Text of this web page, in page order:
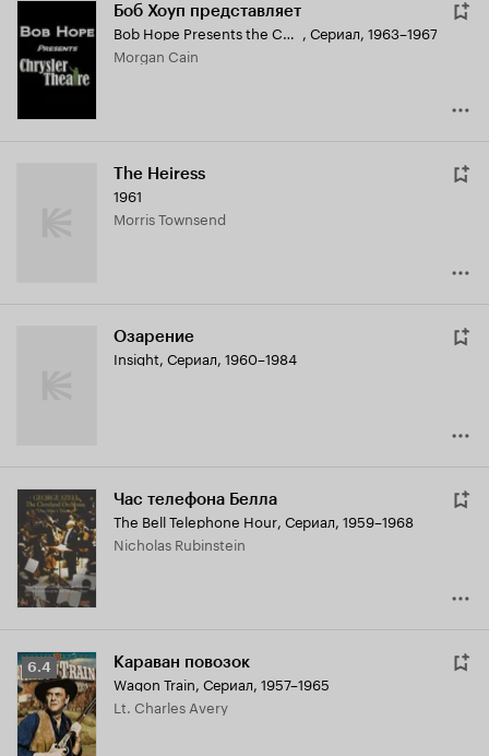
Боб Хоуп представляет
Bob Hope Presents the Chrysler Theatre , Сериал, 1963–1967
Morgan Cain
The Heiress
1961
Morris Townsend
Озарение
Insight, Сериал, 1960–1984
Час телефона Белла
The Bell Telephone Hour, Сериал, 1959–1968
Nicholas Rubinstein
Рейтинг
Кинопоиска
6.4
6.4 Караван повозок
Wagon Train, Сериал, 1957–1965
Lt. Charles Avery